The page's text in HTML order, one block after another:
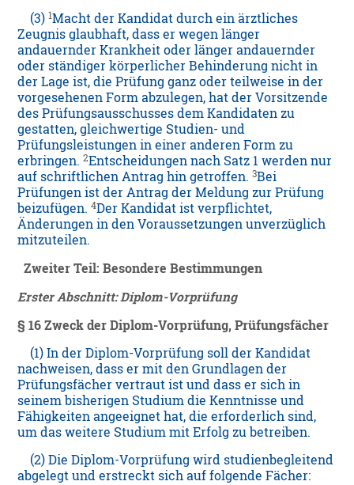
(3)1Macht der Kandidat durch ein ärztliches
Zeugnis glaubhaft, dass er wegen länger
andauernder Krankheit oder länger andauernder
oder ständiger körperlicher Behinderung nicht in
der Lage ist, die Prüfung ganz oder teilweise in der
vorgesehenen Form abzulegen, hat der Vorsitzende
des Prüfungsausschusses dem Kandidaten zu
gestatten, gleichwertige Studien- und
Prüfungsleistungen in einer anderen Form zu
erbringen.2Entscheidungen nach Satz 1 werden nur
auf schriftlichen Antrag hin getroffen.3Bei
Prüfungen ist der Antrag der Meldung zur Prüfung
beizufügen.4Der Kandidat ist verpflichtet,
Änderungen in den Voraussetzungen unverzüglich
mitzuteilen.
Zweiter Teil: Besondere Bestimmungen
Erster Abschnitt: Diplom-Vorprüfung
§ 16 Zweck der Diplom-Vorprüfung, Prüfungsfächer
(1) In der Diplom-Vorprüfung soll der Kandidat
nachweisen, dass er mit den Grundlagen der
Prüfungsfächer vertraut ist und dass er sich in
seinem bisherigen Studium die Kenntnisse und
Fähigkeiten angeeignet hat, die erforderlich sind,
um das weitere Studium mit Erfolg zu betreiben.
(2) Die Diplom-Vorprüfung wird studienbegleitend
abgelegt und erstreckt sich auf folgende Fächer: